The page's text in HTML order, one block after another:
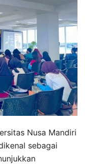
Nusa Mandiri
sebagai